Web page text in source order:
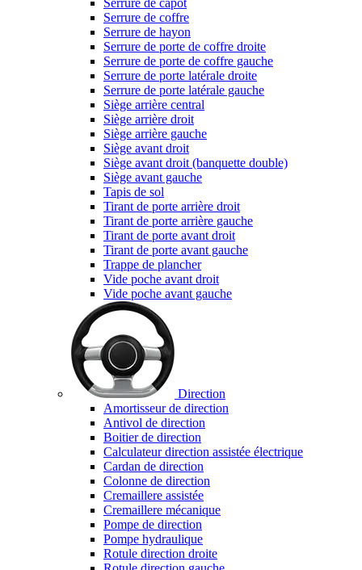
Serrure de capot
Serrure de coffre
Serrure de hayon
Serrure de porte de coffre droite
Serrure de porte de coffre gauche
Serrure de porte latérale droite
Serrure de porte latérale gauche
Siège arrière central
Siège arrière droit
Siège arrière gauche
Siège avant droit
Siège avant droit (banquette double)
Siège avant gauche
Tapis de sol
Tirant de porte arrière droit
Tirant de porte arrière gauche
Tirant de porte avant droit
Tirant de porte avant gauche
Trappe de plancher
Vide poche avant droit
Vide poche avant gauche
Direction
Amortisseur de direction
Antivol de direction
Boitier de direction
Calculateur direction assistée électrique
Cardan de direction
Colonne de direction
Cremaillere assistée
Cremaillere mécanique
Pompe de direction
Pompe hydraulique
Rotule direction droite